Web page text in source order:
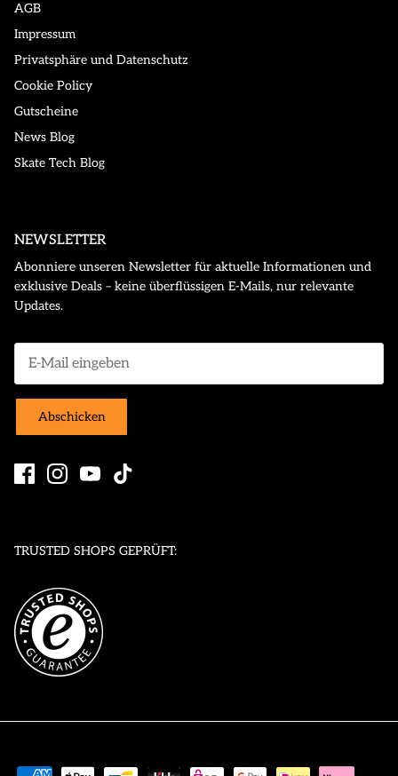
AGB
Impressum
Privatsphäre und Datenschutz
Cookie Policy
Gutscheine
News Blog
Skate Tech Blog
NEWSLETTER
Abonniere unseren Newsletter für aktuelle Informationen und
exklusive Deals – keine überflüssigen E-Mails, nur relevante
Updates.
Abschicken
TRUSTED SHOPS GEPRÜFT: